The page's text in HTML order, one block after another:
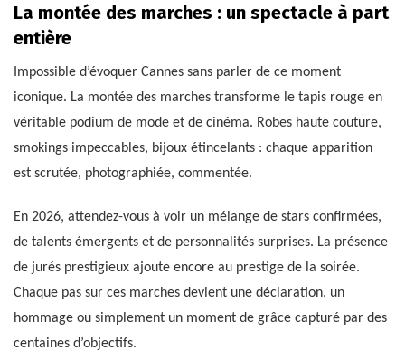
La montée des marches : un spectacle à part
entière
Impossible d’évoquer Cannes sans parler de ce moment
iconique. La montée des marches transforme le tapis rouge en
véritable podium de mode et de cinéma. Robes haute couture,
smokings impeccables, bijoux étincelants : chaque apparition
est scrutée, photographiée, commentée.
En 2026, attendez-vous à voir un mélange de stars confirmées,
de talents émergents et de personnalités surprises. La présence
de jurés prestigieux ajoute encore au prestige de la soirée.
Chaque pas sur ces marches devient une déclaration, un
hommage ou simplement un moment de grâce capturé par des
centaines d’objectifs.